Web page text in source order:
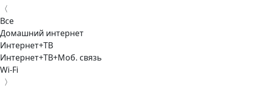
〈
Все
Домашний интернет
Интернет+ТВ
Интернет+ТВ+Моб. связь
Wi-Fi
〉